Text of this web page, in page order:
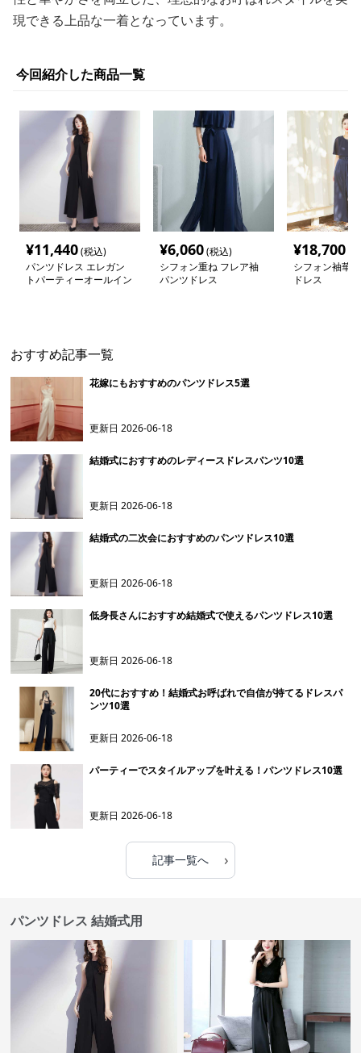
現できる上品な一着となっています。
今回紹介した商品一覧
¥11,440(税込)
パンツドレス エレガン
トパーティーオールイン
¥6,060(税込)
シフォン重ね フレア袖
パンツドレス
¥18,700
シフォン袖華
ドレス
おすすめ記事一覧
花嫁にもおすすめのパンツドレス5選
更新日2026-06-18
結婚式におすすめのレディースドレスパンツ10選
更新日2026-06-18
結婚式の二次会におすすめのパンツドレス10選
更新日2026-06-18
低身長さんにおすすめ結婚式で使えるパンツドレス10選
更新日2026-06-18
20代におすすめ！結婚式お呼ばれで自信が持てるドレスパ
ンツ10選
更新日2026-06-18
パーティーでスタイルアップを叶える！パンツドレス10選
更新日2026-06-18
記事一覧へ ›
パンツドレス 結婚式用